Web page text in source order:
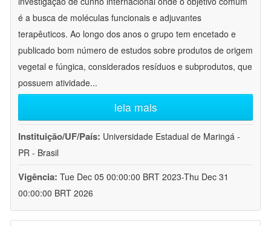
é a busca de moléculas funcionais e adjuvantes
terapêuticos. Ao longo dos anos o grupo tem encetado e
publicado bom número de estudos sobre produtos de origem
vegetal e fúngica, considerados resíduos e subprodutos, que
possuem atividade...
leia mais
Instituição/UF/País: Universidade Estadual de Maringá -
PR - Brasil
Vigência: Tue Dec 05 00:00:00 BRT 2023-Thu Dec 31
00:00:00 BRT 2026